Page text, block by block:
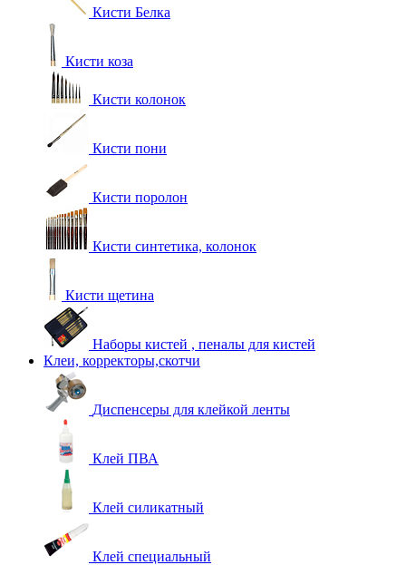
Кисти Белка
Кисти коза
Кисти колонок
Кисти пони
Кисти поролон
Кисти синтетика, колонок
Кисти щетина
Наборы кистей , пеналы для кистей
Клеи, корректоры,скотчи
Диспенсеры для клейкой ленты
Клей ПВА
Клей силикатный
Клей специальный